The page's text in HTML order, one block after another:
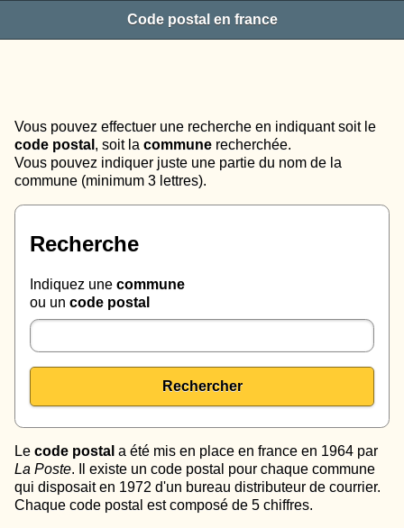
Code postal en france
Vous pouvez effectuer une recherche en indiquant soit le
code postal , soit la commune recherchée.
Vous pouvez indiquer juste une partie du nom de la
commune (minimum 3 lettres).
Recherche
Indiquez une commune
ou un code postal
Rechercher
Le code postal a été mis en place en france en 1964 par
La Poste. Il existe un code postal pour chaque commune
qui disposait en 1972 d'un bureau distributeur de courrier.
Chaque code postal est composé de 5 chiffres.